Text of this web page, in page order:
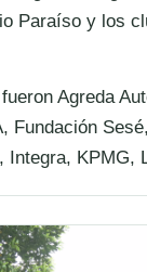
Paraíso y los
Agreda
Fundación
KPMG,